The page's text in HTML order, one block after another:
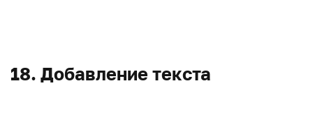
18. Добавление текста